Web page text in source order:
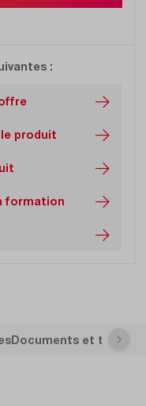
:
produit
formation
Documents et